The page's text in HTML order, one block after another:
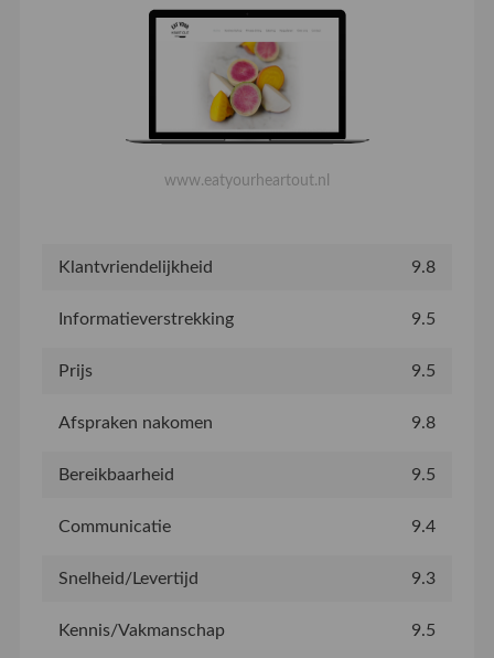
www.eatyourheartout.nl
Klantvriendelijkheid 9.8
Informatieverstrekking 9.5
Prijs 9.5
Afspraken nakomen 9.8
Bereikbaarheid 9.5
Communicatie 9.4
Snelheid/Levertijd 9.3
Kennis/Vakmanschap 9.5